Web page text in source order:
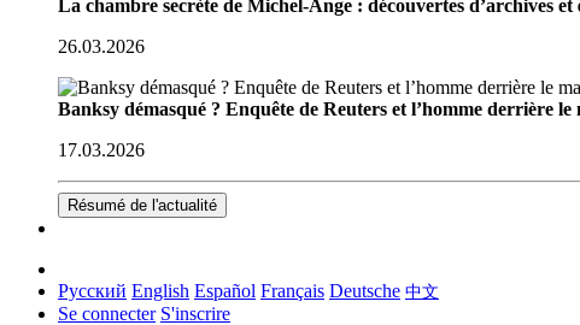
La chambre secrète de Michel-Ange : découvertes d’archives
26.03.2026
Banksy démasqué ? Enquête de Reuters et l’homme derrière le
17.03.2026
Résumé de l'actualité
Русский English Español Français Deutsche 中文
Se connecter S'inscrire